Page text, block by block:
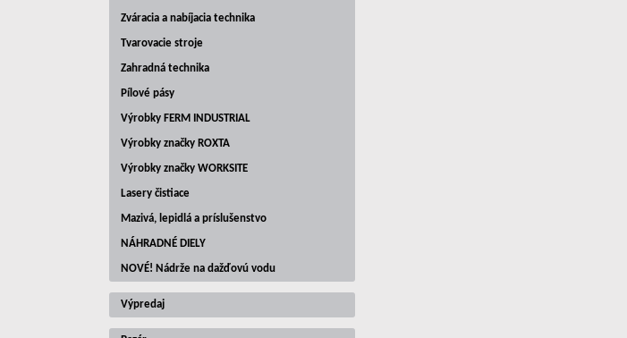
Zváracia a nabíjacia technika
Tvarovacie stroje
Zahradná technika
Pílové pásy
Výrobky FERM INDUSTRIAL
Výrobky značky ROXTA
Výrobky značky WORKSITE
Lasery čistiace
Mazivá, lepidlá a príslušenstvo
NÁHRADNÉ DIELY
NOVÉ! Nádrže na dažďovú vodu
Výpredaj